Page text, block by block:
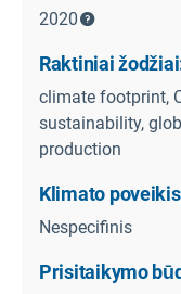
2020
Raktiniai
climate footprint,
sustainability,
production
Klimato
Nespecifinis
Prisitaikymo